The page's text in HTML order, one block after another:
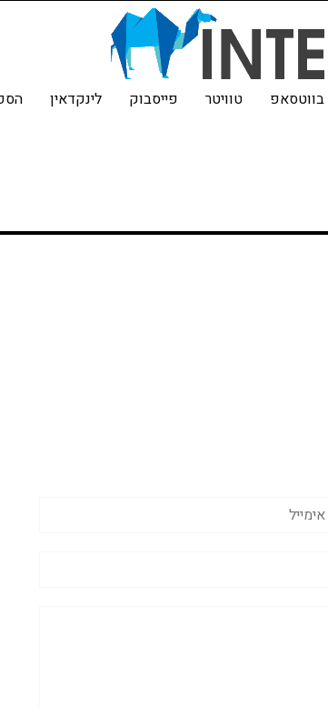
בווטסאפ טוויטר פייסבוק לינקדאין